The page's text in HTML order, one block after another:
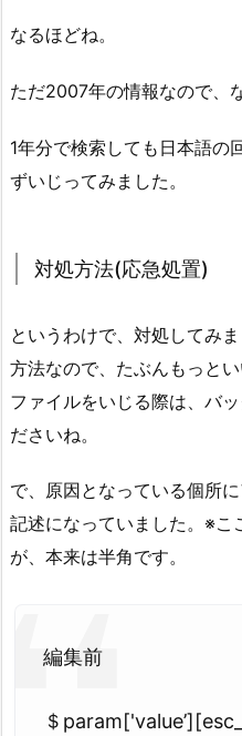
なるほどね。
ただ2007年の情報なので、
1年分で検索しても日本語の
ずいじってみました。
対処方法(応急処置)
というわけで、対処してみ
方法なので、たぶんもっと
ファイルをいじる際は、バ
ださいね。
で、原因となっている個所
記述になっていました。※こ
が、本来は半角です。
編集前
＄